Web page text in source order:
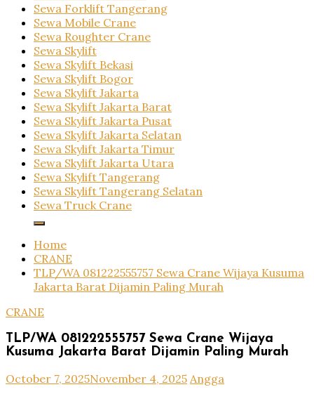
Sewa Forklift Tangerang
Sewa Mobile Crane
Sewa Roughter Crane
Sewa Skylift
Sewa Skylift Bekasi
Sewa Skylift Bogor
Sewa Skylift Jakarta
Sewa Skylift Jakarta Barat
Sewa Skylift Jakarta Pusat
Sewa Skylift Jakarta Selatan
Sewa Skylift Jakarta Timur
Sewa Skylift Jakarta Utara
Sewa Skylift Tangerang
Sewa Skylift Tangerang Selatan
Sewa Truck Crane
Home
CRANE
TLP/WA 081222555757 Sewa Crane Wijaya Kusuma
Jakarta Barat Dijamin Paling Murah
CRANE
TLP/WA 081222555757 Sewa Crane Wijaya
Kusuma Jakarta Barat Dijamin Paling Murah
October 7, 2025November 4, 2025 Angga